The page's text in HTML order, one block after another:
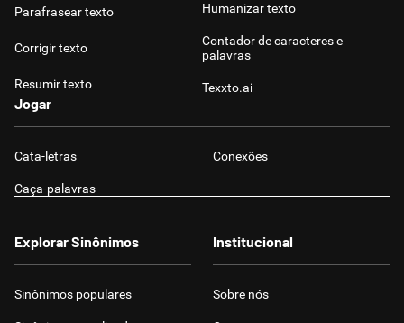
Parafrasear texto
Corrigir texto
Resumir texto
Humanizar texto
Contador de caracteres e
palavras
Texxto.ai
Jogar
Cata-letras Conexões
Caça-palavras
Explorar Sinônimos
Sinônimos populares
Institucional
Sobre nós